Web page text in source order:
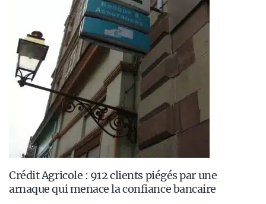
Crédit Agricole : 912 clients piégés par une
arnaque qui menace la confiance bancaire